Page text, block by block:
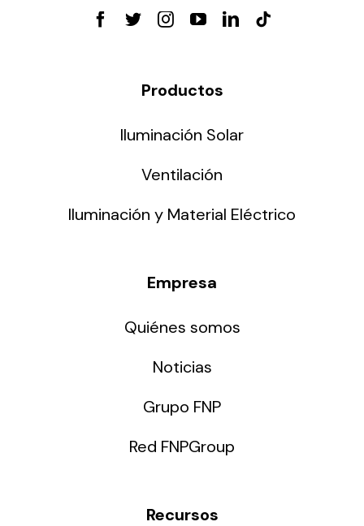
Productos
Iluminación Solar
Ventilación
Iluminación y Material Eléctrico
Empresa
Quiénes somos
Noticias
Grupo FNP
Red FNPGroup
Recursos